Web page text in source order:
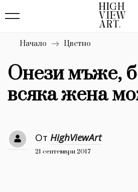
Бизнес
Мода
Dialogue
Изкуство
4340
Красота
777
Начало Цветно
Онези мъже,
всяка жена
От HighViewArt
21 септември 2017